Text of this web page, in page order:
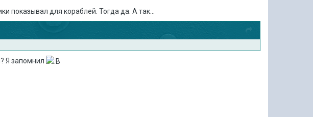
показывал для кораблей. Тогда да. А так...
Я запомнил